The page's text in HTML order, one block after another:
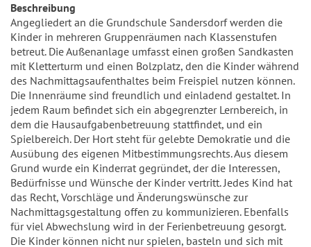
Beschreibung
Angegliedert an die Grundschule Sandersdorf werden die
Kinder in mehreren Gruppenräumen nach Klassenstufen
betreut. Die Außenanlage umfasst einen großen Sandkasten
mit Kletterturm und einen Bolzplatz, den die Kinder während
des Nachmittagsaufenthaltes beim Freispiel nutzen können.
Die Innenräume sind freundlich und einladend gestaltet. In
jedem Raum befindet sich ein abgegrenzter Lernbereich, in
dem die Hausaufgabenbetreuung stattfindet, und ein
Spielbereich. Der Hort steht für gelebte Demokratie und die
Ausübung des eigenen Mitbestimmungsrechts. Aus diesem
Grund wurde ein Kinderrat gegründet, der die Interessen,
Bedürfnisse und Wünsche der Kinder vertritt. Jedes Kind hat
das Recht, Vorschläge und Änderungswünsche zur
Nachmittagsgestaltung offen zu kommunizieren. Ebenfalls
für viel Abwechslung wird in der Ferienbetreuung gesorgt.
Die Kinder können nicht nur spielen, basteln und sich mit